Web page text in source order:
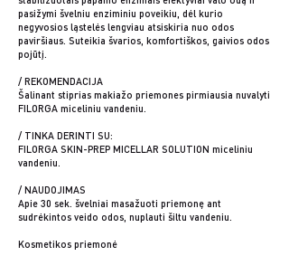
pasižymi švelniu enziminiu poveikiu, dėl kurio
negyvosios ląstelės lengviau atsiskiria nuo odos
paviršiaus. Suteikia švarios, komfortiškos, gaivios odos
pojūtį.
/ REKOMENDACIJA
Šalinant stiprias makiažo priemones pirmiausia nuvalyti
FILORGA miceliniu vandeniu.
/ TINKA DERINTI SU:
FILORGA SKIN-PREP MICELLAR SOLUTION miceliniu
vandeniu.
/ NAUDOJIMAS
Apie 30 sek. švelniai masažuoti priemonę ant
sudrėkintos veido odos, nuplauti šiltu vandeniu.
Kosmetikos priemonė